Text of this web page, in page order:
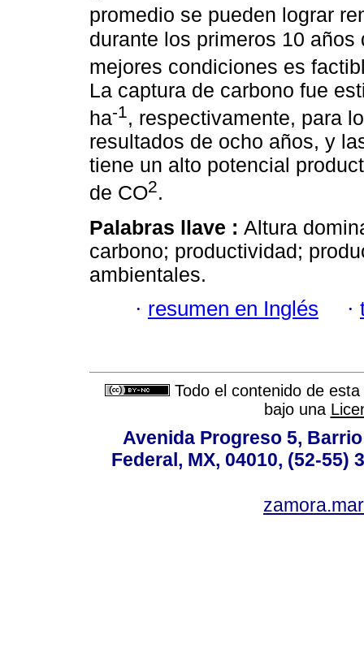
promedio se pueden lograr
durante los primeros 10
mejores condiciones es
La captura de carbono fue
ha-1, respectivamente, para
resultados de ocho años, y
tiene un alto potencial
de CO2.
Palabras llave : Altura
carbono; productividad;
ambientales.
· resumen en Inglés ·
Todo el contenido de
bajo una
Avenida Progreso 5,
Federal, MX, 04010, (52-55)